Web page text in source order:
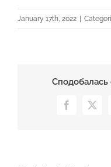
January 17th, 2022
Сподобалась
Facebook
X